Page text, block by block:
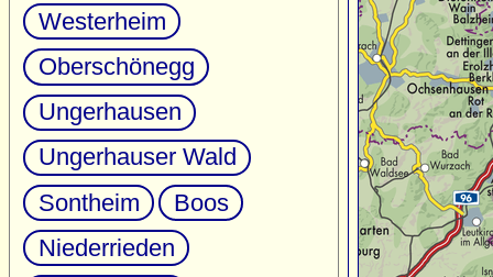
Westerheim
Oberschönegg
Ungerhausen
Ungerhauser Wald
Sontheim
Boos
Niederrieden